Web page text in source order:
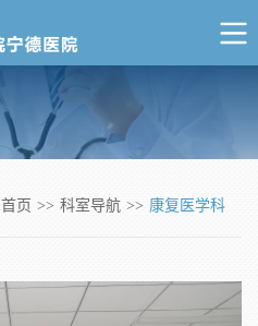
首页 >> 科室导航 >> 康复医学科